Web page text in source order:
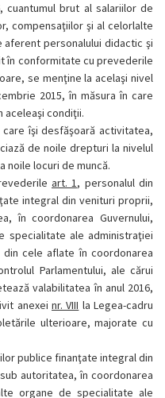
cuantumul brut al salariilor de
compensaţiilor şi al celorlalte
personalului didactic şi
în conformitate cu prevederile
se menţine la acelaşi nivel
2015, în măsura în care
aceleaşi condiţii.
îşi desfăşoară activitatea,
de noile drepturi la nivelul
noile locuri de muncă.
art. 1, personalul din
integral din venituri proprii,
în coordonarea Guvernului,
specialitate ale administraţiei
cele aflate în coordonarea
Parlamentului, ale cărui
valabilitatea în anul 2016,
anexei nr. VIII la Legea-cadru
ulterioare, majorate cu
publice finanţate integral din
autoritatea, în coordonarea
organe de specialitate ale